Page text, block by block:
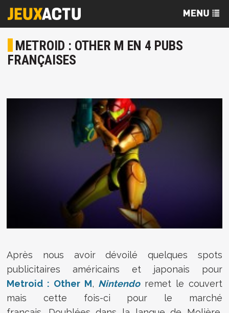
METROID : OTHER M EN 4 PUBS
FRANÇAISES
Après nous avoir dévoilé quelques spots
publicitaires américains et japonais pour
Metroid : Other M, Nintendoremet le couvert
mais cette fois-ci pour le marché